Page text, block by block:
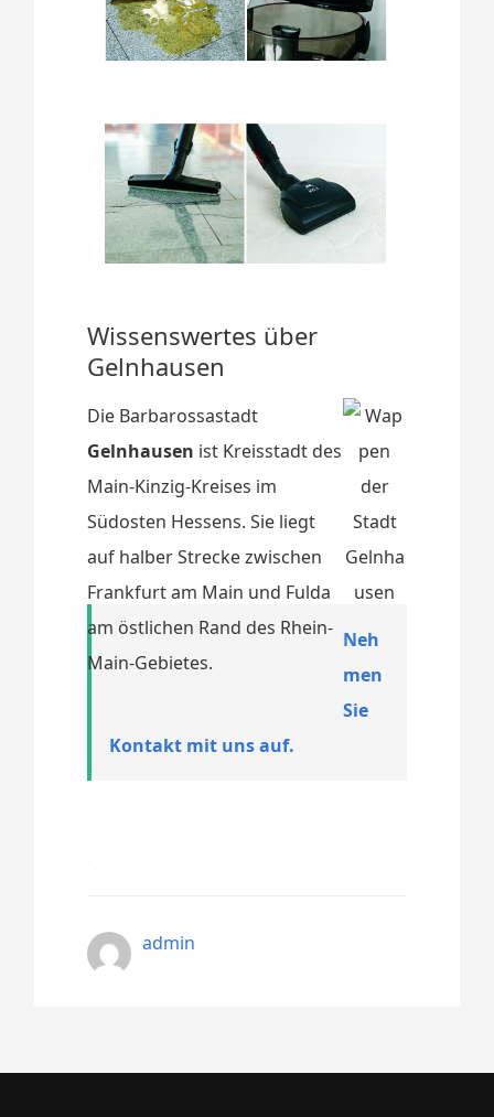
Wissenswertes über
Gelnhausen
Die Barbarossastadt
Gelnhausen ist Kreisstadt des
Main-Kinzig-Kreises im
Südosten Hessens. Sie liegt
auf halber Strecke zwischen
Frankfurt am Main und Fulda
am östlichen Rand des Rhein-
Main-Gebietes.
Neh
men
Sie
Kontakt mit uns auf.
admin